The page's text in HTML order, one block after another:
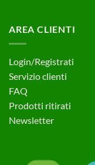
AREA CLIENTI
Login/Registrati
Servizio clienti
FAQ
Prodotti ritirati
Newsletter